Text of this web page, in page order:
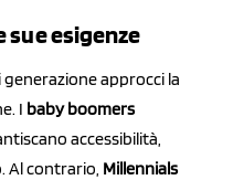
sue esigenze
approcci la
I baby boomers
accessibilità,
Al contrario, Millennials